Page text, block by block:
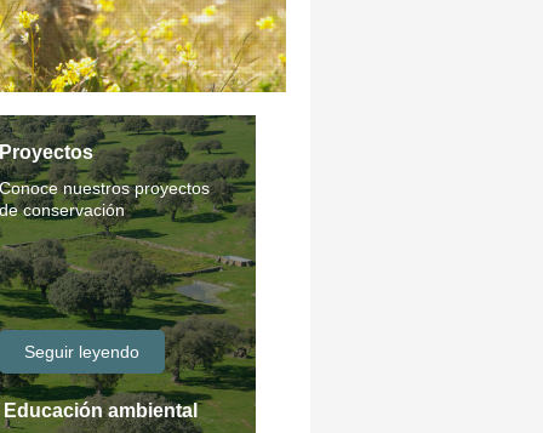
nuestros proyectos
conservación
Seguir leyendo
ambiental